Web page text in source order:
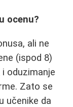
ocenu?
ali ne
(ispod 8)
oduzimanje
Zato se
učenike da